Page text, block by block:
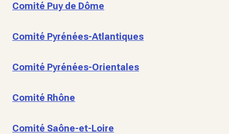
Comité Puy de Dôme
Comité Pyrénées-Atlantiques
Comité Pyrénées-Orientales
Comité Rhône
Comité Saône-et-Loire